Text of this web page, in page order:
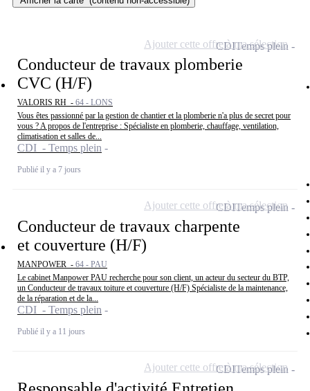
Conducteur de travaux plomberie
CVC (H/F)
VALORIS RH - 64 - LONS
Vous êtes passionné par la gestion de chantier et la plomberie n'a plus de secret pour
vous ? A propos de l'entreprise : Spécialiste en plomberie, chauffage, ventilation,
climatisation et salles de...
CDI - Temps plein
Publié il y a 7 jours
CDITemps plein
Ajouter cette offre à ma sélection
Conducteur de travaux charpente
et couverture (H/F)
MANPOWER - 64 - PAU
Le cabinet Manpower PAU recherche pour son client, un acteur du secteur du BTP,
un Conducteur de travaux toiture et couverture (H/F) Spécialiste de la maintenance,
de la réparation et de la...
CDI - Temps plein
Publié il y a 11 jours
CDITemps plein
Ajouter cette offre à ma sélection
CDITemps plein
Ajouter cette offre à ma sélection